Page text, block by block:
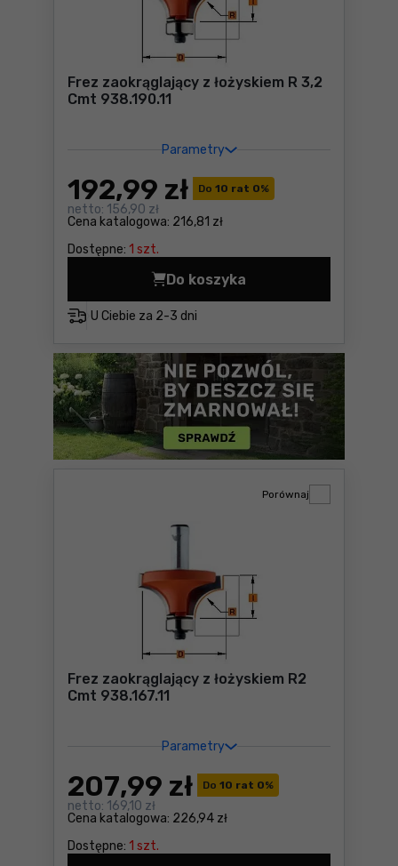
Frez zaokrąglający z łożyskiem R 3,2
Cmt 938.190.11
Parametry
Do 10 rat 0%
Cena katalogowa: 216,81 zł
192,99 zł
netto: 156,90 zł
Dostępne: 1 szt.
U Ciebie za 2-3 dni
Do koszyka
Frez zaokrąglający z
Frez zaokrąglający z łożyskiem R2
Cmt 938.167.11
Parametry
Do 10 rat 0%
Cena katalogowa: 226,94 zł
207,99 zł
netto: 169,10 zł
Dostępne: 1 szt.
Porównaj